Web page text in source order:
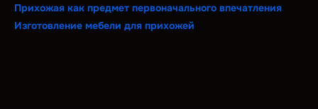
Прихожая как предмет первоначального впечатления
Изготовление мебели для прихожей